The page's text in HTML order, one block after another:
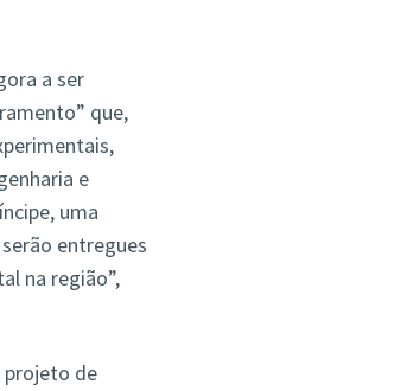
a ser
que,
e
uma
entregues
na região”,
projeto de